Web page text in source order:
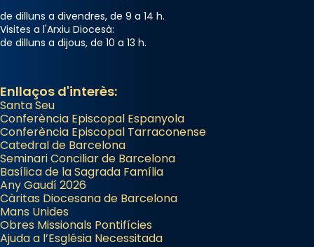
de dilluns a divendres, de 9 a 14 h.
Visites a l'Arxiu Diocesà:
de dilluns a dijous, de 10 a 13 h.
Enllaços d'interès:
Santa Seu
Conferència Episcopal Espanyola
Conferència Episcopal Tarraconense
Catedral de Barcelona
Seminari Conciliar de Barcelona
Basílica de la Sagrada Família
Any Gaudí 2026
Càritas Diocesana de Barcelona
Mans Unides
Obres Missionals Pontifícies
Ajuda a l’Església Necessitada